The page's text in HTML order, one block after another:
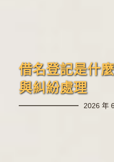
借名登記是什
與糾紛處理
2026 年